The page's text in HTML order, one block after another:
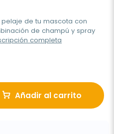
de tu mascota con
de champú y spray
completa
Añadir al carrito